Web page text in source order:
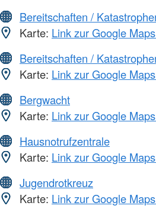
Bereitschaften /
Karte: Link zur Google
Bereitschaften /
Karte: Link zur Google
Bergwacht
Karte: Link zur Google
Hausnotrufzentrale
Karte: Link zur Google
Jugendrotkreuz
Karte: Link zur Google